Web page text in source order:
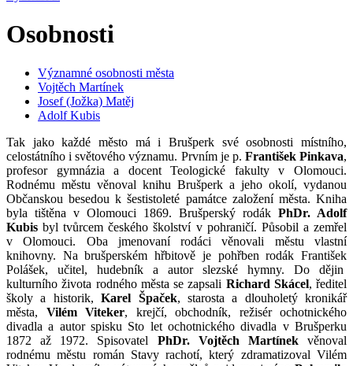
Osobnosti
Významné osobnosti města
Vojtěch Martínek
Josef (Jožka) Matěj
Adolf Kubis
Tak jako každé město má i Brušperk své osobnosti místního,
celostátního i světového významu. Prvním je p. František Pinkava,
profesor gymnázia a docent Teologické fakulty v Olomouci.
Rodnému městu věnoval knihu Brušperk a jeho okolí, vydanou
Občanskou besedou k šestistoleté památce založení města. Kniha
byla tištěna v Olomouci 1869. Brušperský rodák PhDr. Adolf
Kubis byl tvůrcem českého školství v pohraničí. Působil a zemřel
v Olomouci. Oba jmenovaní rodáci věnovali městu vlastní
knihovny. Na brušperském hřbitově je pohřben rodák František
Polášek, učitel, hudebník a autor slezské hymny. Do dějin
kulturního života rodného města se zapsali Richard Skácel, ředitel
školy a historik,Karel Špaček, starosta a dlouholetý kronikář
města, Vilém Viteker, krejčí, obchodník, režisér ochotnického
divadla a autor spisku Sto let ochotnického divadla v Brušperku
1872 až 1972. Spisovatel PhDr. Vojtěch Martínekvěnoval
rodnému městu román Stavy rachotí, který zdramatizoval Vilém